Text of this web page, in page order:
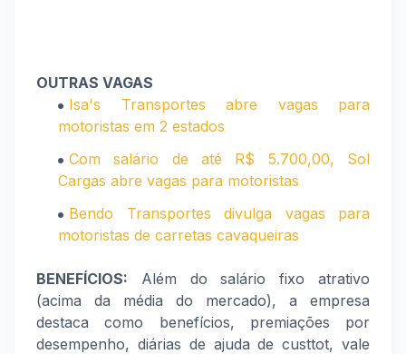
OUTRAS VAGAS
Isa's Transportes abre vagas para
motoristas em 2 estados
Com salário de até R$ 5.700,00, Sol
Cargas abre vagas para motoristas
Bendo Transportes divulga vagas para
motoristas de carretas cavaqueiras
BENEFÍCIOS: Além do salário fixo atrativo
(acima da média do mercado), a empresa
destaca como benefícios, premiações por
desempenho, diárias de ajuda de custtot, vale